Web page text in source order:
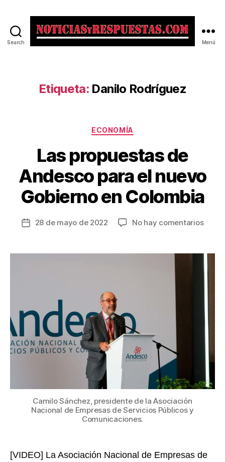
Search Menú
Etiqueta: Danilo Rodríguez
Categorías
ECONOMÍA
Las propuestas de
Andesco para el nuevo
Gobierno en Colombia
Fecha
entrada
28 de mayo de 2022 No hay comentariosen
de
para
el
nuevo
en
Camilo Sánchez, presidente de la Asociación
Nacional de Empresas de Servicios Públicos y
Comunicaciones.
[VIDEO] La Asociación Nacional de Empresas de